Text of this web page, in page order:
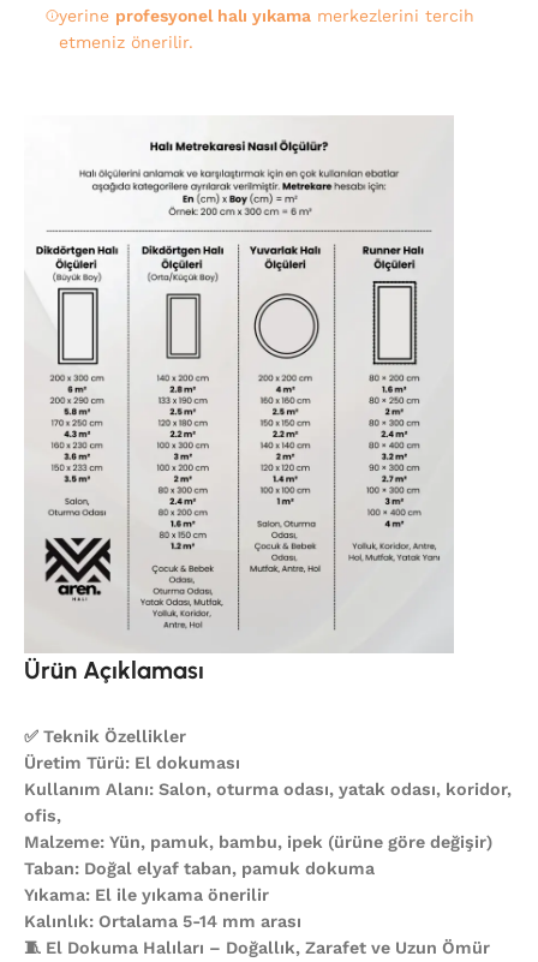
yerine profesyonel halı yıkamamerkezlerini tercih
etmeniz önerilir.
Ürün Açıklaması
✅ Teknik Özellikler
Üretim Türü: El dokuması
Kullanım Alanı: Salon, oturma odası, yatak odası, koridor,
ofis,
Malzeme: Yün, pamuk, bambu, ipek (ürüne göre değişir)
Taban: Doğal elyaf taban, pamuk dokuma
Yıkama: El ile yıkama önerilir
Kalınlık: Ortalama 5-14 mm arası
🧵 El Dokuma Halıları – Doğallık, Zarafet ve Uzun Ömür